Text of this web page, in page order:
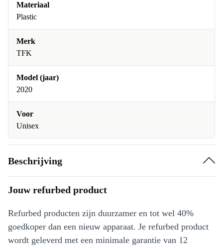
Materiaal
Plastic
Merk
TFK
Model (jaar)
2020
Voor
Unisex
Beschrijving
Jouw refurbed product
Refurbed producten zijn duurzamer en tot wel 40%
goedkoper dan een nieuw apparaat. Je refurbed product
wordt geleverd met een minimale garantie van 12